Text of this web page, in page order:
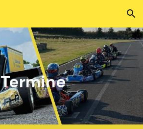
Skip to navigation
Termine